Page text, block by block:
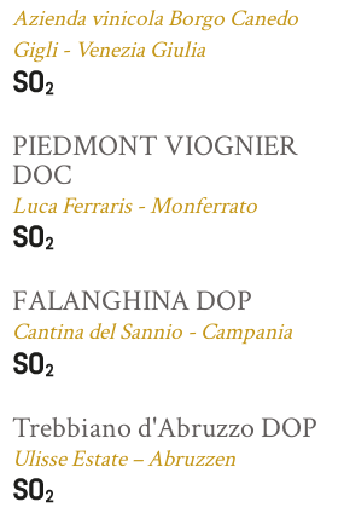
Azienda vinicola Borgo Canedo
Gigli - Venezia Giulia
PIEDMONT VIOGNIER
DOC
Luca Ferraris - Monferrato
FALANGHINA DOP
Cantina del Sannio - Campania
Trebbiano d'Abruzzo DOP
Ulisse Estate – Abruzzen